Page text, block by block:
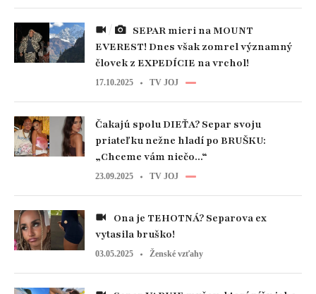
EVEREST! Dnes však zomrel významný
človek z EXPEDÍCIE na vrchol!
17.10.2025 TV JOJ
Čakajú spolu DIEŤA? Separ svoju
priateľku nežne hladí po BRUŠKU:
„Chceme vám niečo...“
23.09.2025 TV JOJ
vytasila bruško!
03.05.2025 Ženské vzťahy